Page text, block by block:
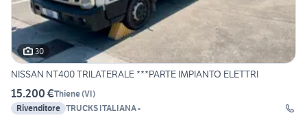
30
NISSAN NT400 TRILATERALE ***PARTE IMPIANTO ELETTRI
15.200 €Thiene(VI)
Rivenditore TRUCKS ITALIANA -